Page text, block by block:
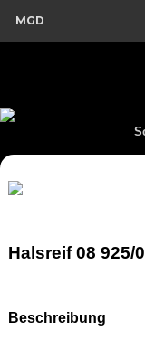
MGD
Halsreif 08 925/
Beschreibung